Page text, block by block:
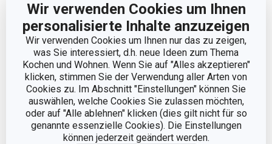
Wir verwenden Cookies um Ihnen
personalisierte Inhalte anzuzeigen
Wir verwenden Cookies um Ihnen nur das zu zeigen,
was Sie interessiert, d.h. neue Ideen zum Thema
Kochen und Wohnen. Wenn Sie auf "Alles akzeptieren"
klicken, stimmen Sie der Verwendung aller Arten von
Cookies zu. Im Abschnitt "Einstellungen" können Sie
auswählen, welche Cookies Sie zulassen möchten,
oder auf "Alle ablehnen" klicken (dies gilt nicht für so
genannte essenzielle Cookies). Die Einstellungen
können jederzeit geändert werden.
Weniger anzeigen